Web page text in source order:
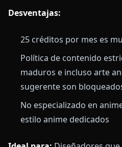
Desventajas:
25 créditos por mes es
Política de contenido
maduros e incluso arte
sugerente son
No especializado en
estilo anime dedicados